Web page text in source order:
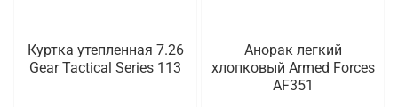
Куртка утепленная 7.26
Gear Tactical Series 113
Анорак легкий
хлопковый Armed Forces
AF351